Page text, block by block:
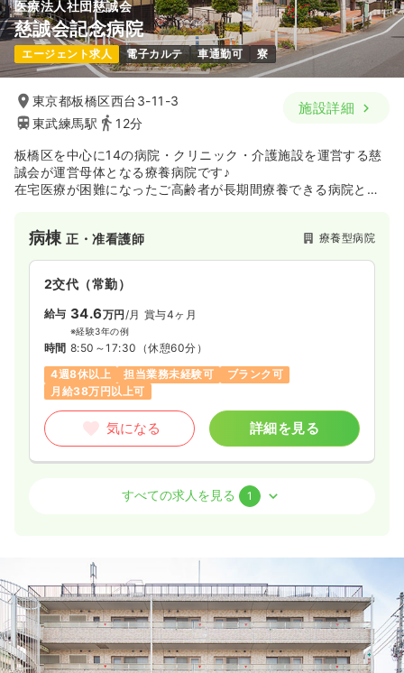
医療法人社団慈誠会
慈誠会記念病院
エージェント求人 電子カルテ 車通勤可 寮
東京都板橋区西台3-11-3
東武練馬駅
12分
施設詳細
板橋区を中心に14の病院・クリニック・介護施設を運営する慈
誠会が運営母体となる療養病院です♪
在宅医療が困難になったご高齢者が長期間療養できる病院と介
れております
病棟正・准看護師 療養型病院
2交代（常勤）
給与 34.6万円/月 賞与4ヶ月
※経験3年の例
時間 8:50～17:30 （休憩60分）
4週8休以上
担当業務未経験可
ブランク可
月給38万円以上可
気になる 詳細を見る
正・准看護師
31.9 賞与63.8万円
※一例
時間 8:50～17:30（休憩55分）
日曜休み
ブランク可 月給31万円以上可
気になる 詳細を見る
すべての求人を見る 1